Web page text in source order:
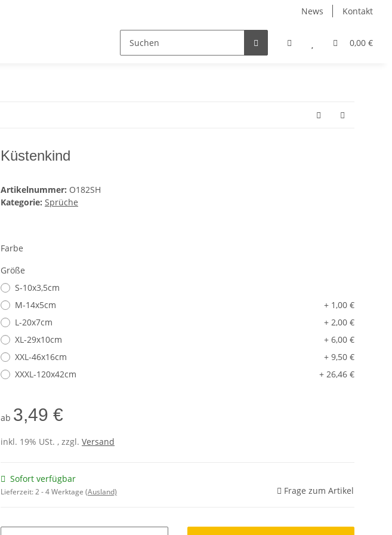
News Kontakt
0,00 €
Küstenkind
Artikelnummer: O182SH
Kategorie: Sprüche
Farbe
Größe
S-10x3,5cm
M-14x5cm
+ 1,00 €
L-20x7cm
+ 2,00 €
XL-29x10cm
+ 6,00 €
XXL-46x16cm
+ 9,50 €
XXXL-120x42cm
+ 26,46 €
ab 3,49 €
inkl. 19% USt. , zzgl. Versand
Sofort verfügbar
Lieferzeit:2 - 4 Werktage (Ausland) Frage zum Artikel